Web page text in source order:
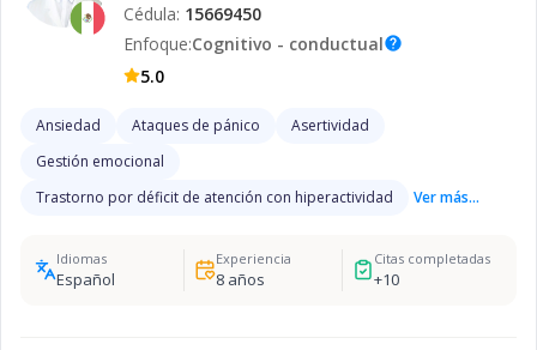
Cédula: 15669450
Enfoque:Cognitivo - conductualhelp
5.0
Ansiedad Ataques de pánico
Asertividad
Gestión emocional
Trastorno por déficit de atención con hiperactividad
Ver más...
Idiomas
Español
Experiencia
8años
Citas completadas
+10